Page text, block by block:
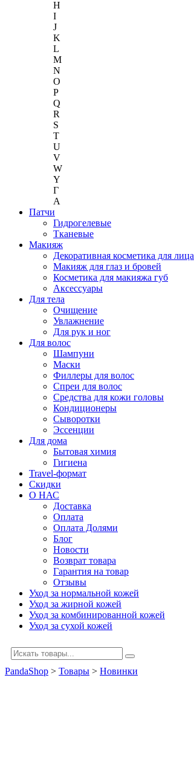
H
I
J
K
L
M
N
O
P
Q
R
S
T
U
V
W
Y
Г
A
Патчи
Гидрогелевые
Тканевые
Макияж
Декоративная косметика для лица
Макияж для глаз и бровей
Косметика для макияжа губ
Аксессуары
Для тела
Очищение
Увлажнение
Для рук и ног
Для волос
Шампуни
Маски
Филлеры для волос
Спреи для волос
Средства для кожи головы
Кондиционеры
Сыворотки
Эссенции
Для дома
Бытовая химия
Гигиена
Travel-формат
Скидки
О НАС
Доставка
Оплата
Оплата Долями
Блог
Новости
Возврат товара
Гарантия на товар
Отзывы
Уход за нормальной кожей
Уход за жирной кожей
Уход за комбинированной кожей
Уход за сухой кожей
PandaShop > Товары > Новинки